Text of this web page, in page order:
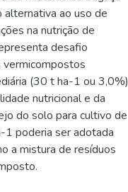
ao uso de
na nutrição de
desafio
(30 t ha-1 ou 3,0%)
nutricional e da
do solo para cultivo de
1 poderia ser adotada
a mistura de resíduos